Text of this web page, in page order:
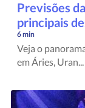
Previsões
principais
6 min
Veja o
em Áries, Uran...